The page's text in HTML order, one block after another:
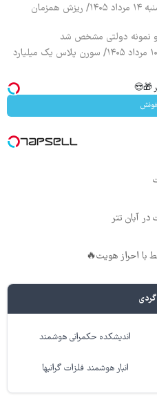
قیمت محصولات ایران خودرو چهارشنبه ۱۴ مرداد ۱۴۰۵/ ریزش همزمان
و نمونه دولتی مشخص شد
قیمت محصولات ایران خودرو شنبه ۱۰ مرداد ۱۴۰۵/ سورن پلاس یک میلیارد
🎁😍
اندیشکده حکمرانی هوشمند
انبار هوشمند فلزات گرانبها